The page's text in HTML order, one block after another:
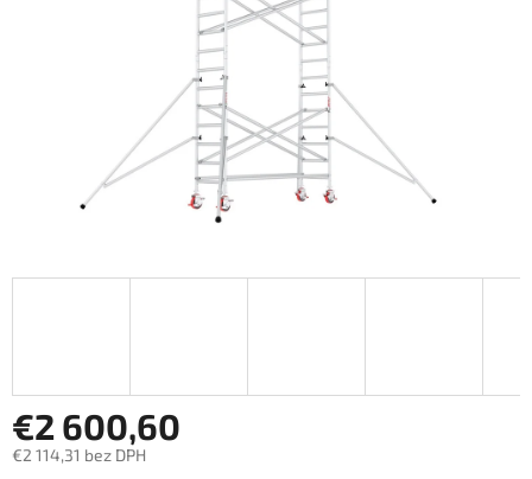
€2 600,60
€2 114,31 bez DPH